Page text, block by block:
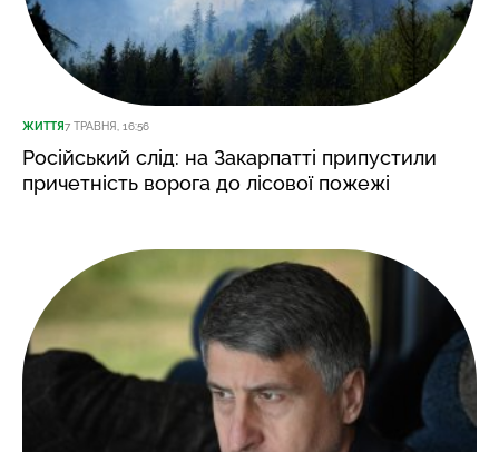
ЖИТТЯ7 ТРАВНЯ, 16:56
Російський слід: на Закарпатті припустили
причетність ворога до лісової пожежі